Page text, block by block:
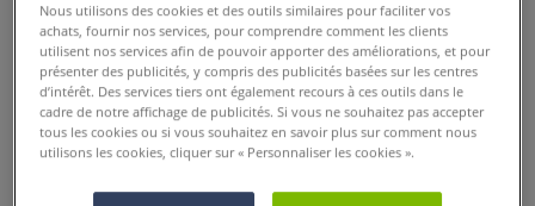
Plumes d'oie
Nous utilisons des cookies et des outils similaires pour faciliter vos
achats, fournir nos services, pour comprendre comment les clients
utilisent nos services afin de pouvoir apporter des améliorations, et pour
présenter des publicités, y compris des publicités basées sur les centres
d’intérêt. Des services tiers ont également recours à ces outils dans le
cadre de notre affichage de publicités. Si vous ne souhaitez pas accepter
tous les cookies ou si vous souhaitez en savoir plus sur comment nous
utilisons les cookies, cliquer sur « Personnaliser les cookies ».